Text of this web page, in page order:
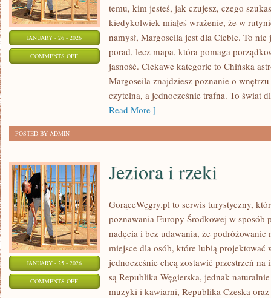
JANUARY - 26 - 2026
COMMENTS OFFON
ZNACZENIE
temu, kim jesteś, jak czujesz, czego
kiedykolwiek miałeś wrażenie, że w
namysł, Margoseila jest dla Ciebie. To
porad, lecz mapa, która pomaga
jasność. Ciekawe kategorie to Chińska
Margoseila znajdziesz poznanie o
czytelna, a jednocześnie trafna. To świat
Read More ]
POSTED BY ADMIN
JANUARY - 25 - 2026
COMMENTS OFFON
Jeziora i rzeki
GorąceWęgry.pl to serwis turystyczny,
poznawania Europy Środkowej w sposób
nadęcia i bez udawania, że
miejsce dla osób, które lubią
jednocześnie chcą zostawić przestrzeń
są Republika Węgierska, jednak
muzyki i kawiarni, Republika Czeska